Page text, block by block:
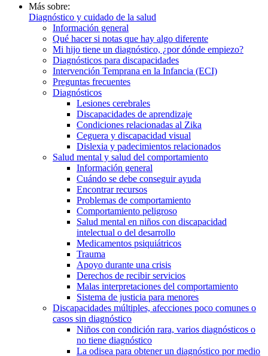
Más sobre:
Diagnóstico y cuidado de la salud
Información general
Qué hacer si notas que hay algo diferente
Mi hijo tiene un diagnóstico, ¿por dónde empiezo?
Diagnósticos para discapacidades
Intervención Temprana en la Infancia (ECI)
Preguntas frecuentes
Diagnósticos
Lesiones cerebrales
Discapacidades de aprendizaje
Condiciones relacionadas al Zika
Ceguera y discapacidad visual
Dislexia y padecimientos relacionados
Salud mental y salud del comportamiento
Información general
Cuándo se debe conseguir ayuda
Encontrar recursos
Problemas de comportamiento
Comportamiento peligroso
Salud mental en niños con discapacidad
intelectual o del desarrollo
Medicamentos psiquiátricos
Trauma
Apoyo durante una crisis
Derechos de recibir servicios
Malas interpretaciones del comportamiento
Sistema de justicia para menores
Discapacidades múltiples, afecciones poco comunes o
casos sin diagnóstico
Niños con condición rara, varios diagnósticos o
no tiene diagnóstico
La odisea para obtener un diagnóstico por medio